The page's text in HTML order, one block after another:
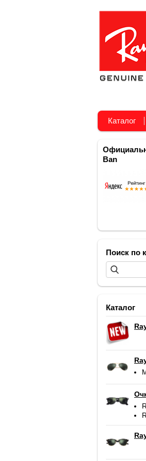
Каталог
Ban
Поиск по
Каталог